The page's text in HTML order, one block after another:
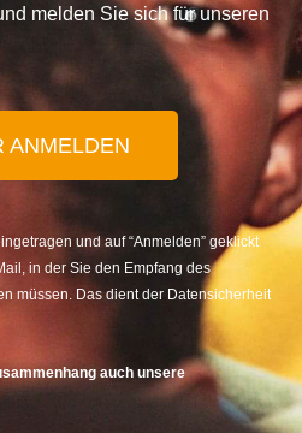
melden Sie sich für unseren
ANMELDEN
und auf “Anmelden” geklickt
in der Sie den Empfang des
müssen. Das dient der Datensicherheit
auch unsere